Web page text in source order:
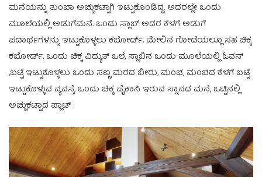
ಮನೆಯನ್ನು ತುಂಬಾ ಅಚ್ಚುಕಟ್ಟಾಗಿ ಇಟ್ಟುಕೊಂಡಿದ್ದ. ಅದರಲ್ಲೇ ಒಂದು
ಮೂಲೆಯಲ್ಲಿ ಅಡುಗೆಮನೆ. ಒಂದು ಸ್ಲಾಬ್ ಅದರ ಕೆಳಗೆ ಅಡುಗೆ
ಪದಾರ್ಥಗಳನ್ನು ಇಟ್ಟುಕೊಳ್ಳಲು ಕಬೋರ್ಡ್. ಮೇಲಿನ ಗೋಡೆಯಲ್ಲೂ ಸಹ ಚಿಕ್ಕ
ಕಬೋರ್ಡ್. ಒಂದು ಚಿಕ್ಕ ವಿದ್ಯುತ್ ಒಲೆ, ಸ್ಲಾಬಿನ ಒಂದು ಮೂಲೆಯಲ್ಲಿ ಓವನ್
,ಬಟ್ಟೆ ಇಟ್ಟುಕೊಳ್ಳಲು ಒಂದು ಸಣ್ಣ ಮರದ ಬೀರು, ಮಂಚ, ಮಂಚದ ಕೆಳಗೆ ಬಟ್ಟೆ
ಇಟ್ಟುಕೊಳ್ಳುವ ವ್ಯವಸ್ತೆ, ಒಂದು ಚಿಕ್ಕ ಪೈಕಾನಿ ಇರುವ ಸ್ನಾನದ ಮನೆ, ಒಟ್ಟಿನಲ್ಲಿ
ಅಚ್ಚುಕಟ್ಟಾದ ಪ್ಲಾಟ್ .